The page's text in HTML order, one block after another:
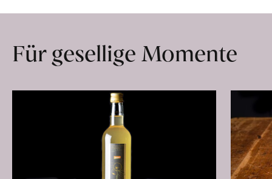
Hof
erfahren
Für gesellige Momente